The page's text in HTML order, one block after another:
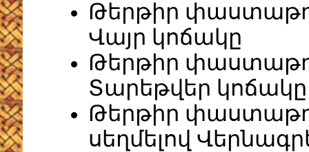
Թերթիր
Վայր կոճակը
Թերթիր
Տարեթվեր կոճակը
Թերթիր
սեղմելով